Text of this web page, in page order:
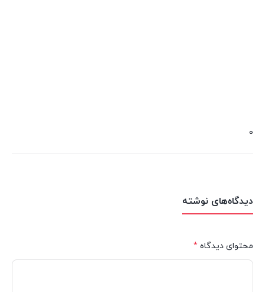
0
دیدگاه‌های نوشته
محتوای دیدگاه *